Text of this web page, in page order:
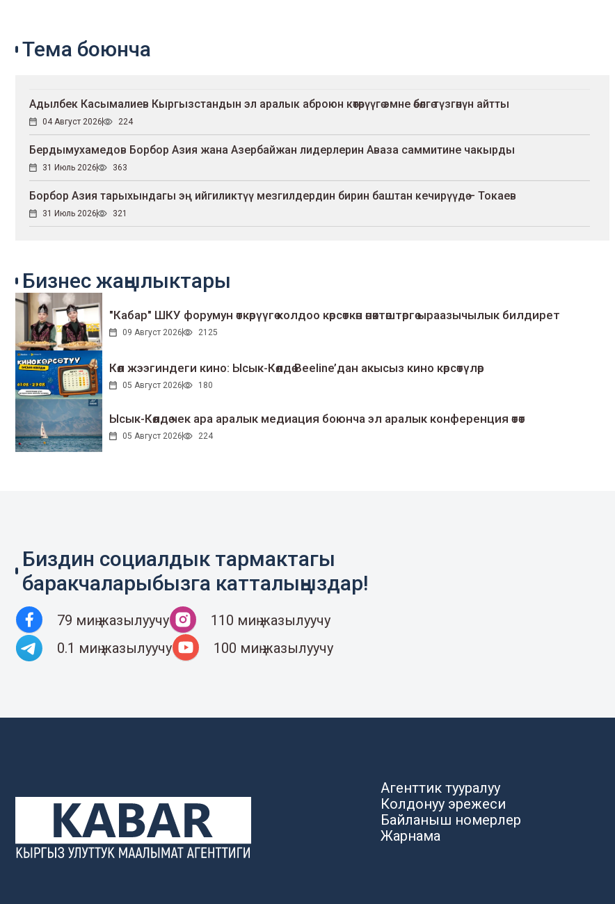
Тема боюнча
Адылбек Касымалиев Кыргызстандын эл аралык аброюн көтөрүүгө эмне өбөлгө түзгөнүн айтты
04 Август 2026 224
Бердымухамедов Борбор Азия жана Азербайжан лидерлерин Аваза саммитине чакырды
31 Июль 2026 363
Борбор Азия тарыхындагы эң ийгиликтүү мезгилдердин бирин баштан кечирүүдө – Токаев
31 Июль 2026 321
Бизнес жаңылыктары
"Кабар" ШКУ форумун өткөрүүгө колдоо көрсөткөн өнөктөштөргө ыраазычылык билдирет
09 Август 2026 2125
Көл жээгиндеги кино: Ысык-Көлдө Beeline’дан акысыз кино көрсөтүлөр
05 Август 2026 180
Ысык-Көлдө чек ара аралык медиация боюнча эл аралык конференция өтөт
05 Август 2026 224
Биздин социалдык тармактагы
баракчаларыбызга катталыңыздар!
79 миң жазылуучу
110 миң жазылуучу
0.1 миң жазылуучу
100 миң жазылуучу
Агенттик тууралуу
Колдонуу эрежеси
Байланыш номерлер
Жарнама